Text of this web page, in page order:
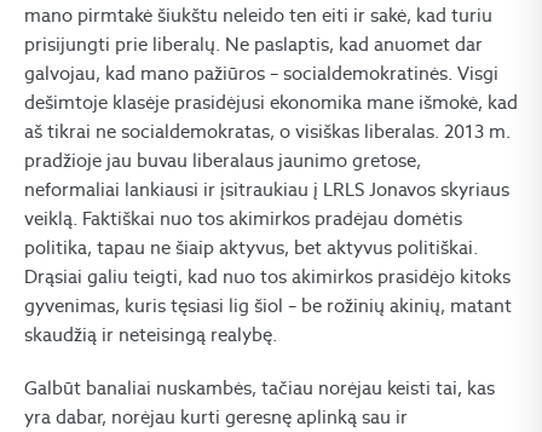
mano pirmtakė šiukštu neleido ten eiti ir sakė, kad turiu
prisijungti prie liberalų. Ne paslaptis, kad anuomet dar
galvojau, kad mano pažiūros – socialdemokratinės. Visgi
dešimtoje klasėje prasidėjusi ekonomika mane išmokė, kad
aš tikrai ne socialdemokratas, o visiškas liberalas. 2013 m.
pradžioje jau buvau liberalaus jaunimo gretose,
neformaliai lankiausi ir įsitraukiau į LRLS Jonavos skyriaus
veiklą. Faktiškai nuo tos akimirkos pradėjau domėtis
politika, tapau ne šiaip aktyvus, bet aktyvus politiškai.
Drąsiai galiu teigti, kad nuo tos akimirkos prasidėjo kitoks
gyvenimas, kuris tęsiasi lig šiol – be rožinių akinių, matant
skaudžią ir neteisingą realybę.
Galbūt banaliai nuskambės, tačiau norėjau keisti tai, kas
yra dabar, norėjau kurti geresnę aplinką sau ir